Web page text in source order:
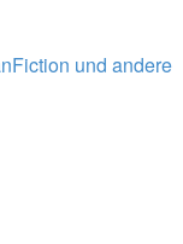
und andere